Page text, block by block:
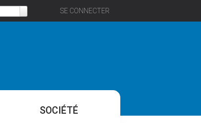
SE CONNECTER
SOCIÉTÉ